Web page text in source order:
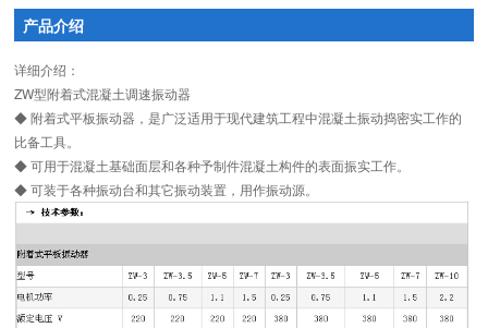
产品介绍
详细介绍：
ZW型附着式混凝土调速振动器
◆ 附着式平板振动器，是广泛适用于现代建筑工程中混凝土振动捣密实工作的
比备工具。
◆ 可用于混凝土基础面层和各种予制件混凝土构件的表面振实工作。
◆ 可装于各种振动台和其它振动装置，用作振动源。